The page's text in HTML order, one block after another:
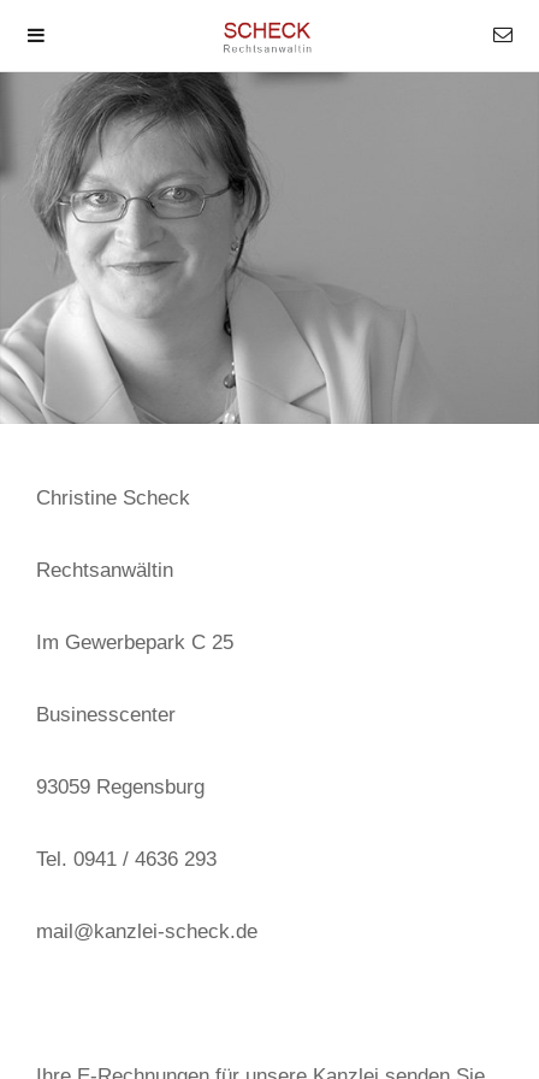
Christine Scheck
Rechtsanwältin
Im Gewerbepark C 25
Businesscenter
93059 Regensburg
Tel. 0941 / 4636 293
mail@kanzlei-scheck.de